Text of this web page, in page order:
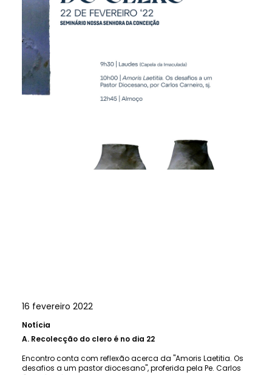
16 fevereiro 2022
Notícia
A. Recolecção do clero é no dia 22
Encontro conta com reflexão acerca da "Amoris Laetitia. Os
desafios a um pastor diocesano", proferida pela Pe. Carlos